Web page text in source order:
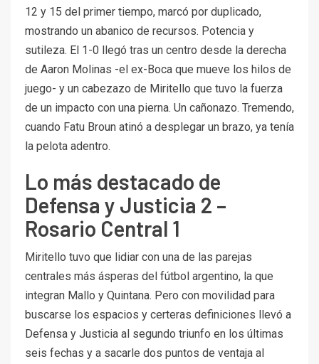
12 y 15 del primer tiempo, marcó por duplicado,
mostrando un abanico de recursos. Potencia y
sutileza. El 1-0 llegó tras un centro desde la derecha
de Aaron Molinas -el ex-Boca que mueve los hilos de
juego- y un cabezazo de Miritello que tuvo la fuerza
de un impacto con una pierna. Un cañonazo. Tremendo,
cuando Fatu Broun atinó a desplegar un brazo, ya tenía
la pelota adentro.
Lo más destacado de
Defensa y Justicia 2 –
Rosario Central 1
Miritello tuvo que lidiar con una de las parejas
centrales más ásperas del fútbol argentino, la que
integran Mallo y Quintana. Pero con movilidad para
buscarse los espacios y certeras definiciones llevó a
Defensa y Justicia al segundo triunfo en los últimas
seis fechas y a sacarle dos puntos de ventaja al